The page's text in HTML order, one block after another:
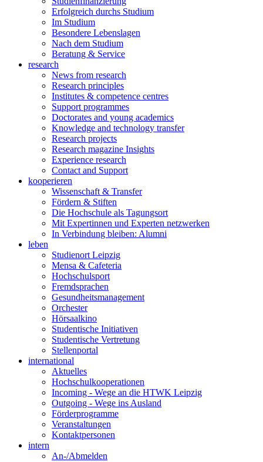
Erfolgreich durchs Studium
Im Studium
Besondere Lebenslagen
Nach dem Studium
Beratung & Service
research
News from research
Research principles
Institutes & competence centres
Support programmes
Doctorates and young academics
Knowledge and technology transfer
Research projects
Research magazine Insights
Experience research
Contact and Support
kooperieren
Wissenschaft & Transfer
Fördern & Stiften
Die Hochschule als Tagungsort
Mit Expertinnen und Experten netzwerken
In Verbindung bleiben: Alumni
leben
Studienort Leipzig
Mensa & Cafeteria
Hochschulsport
Fremdsprachen
Gesundheitsmanagement
Orchester
Hörsaalkino
Studentische Initiativen
Studentische Vertretung
Stellenportal
international
Aktuelles
Hochschulkooperationen
Incoming - Wege an die HTWK Leipzig
Outgoing - Wege ins Ausland
Förderprogramme
Veranstaltungen
Kontaktpersonen
intern
An-/Abmelden